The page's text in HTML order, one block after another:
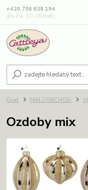
+420 736 638 194
(Po-Pá, 10-16 hod.)
Úvod MALOOBCHOD
Ozdoby mix